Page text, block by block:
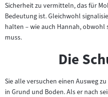
Sicherheit zu vermitteln, das für
Bedeutung ist. Gleichwohl
halten – wie auch Hannah,
muss.
Die
Sie alle versuchen einen Ausweg
in Grund und Boden. Als er nach